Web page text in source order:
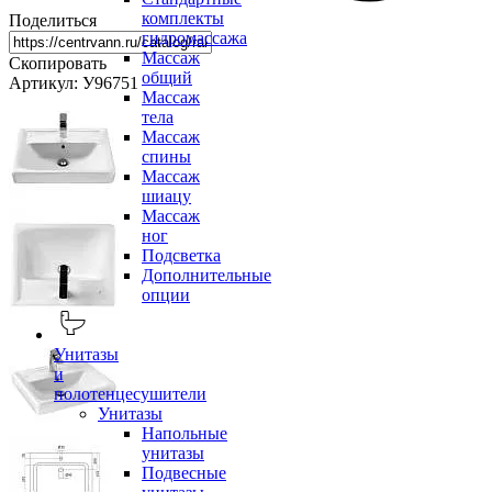
комплекты
гидромассажа
Массаж
общий
Массаж
тела
Массаж
спины
Массаж
шиацу
Массаж
ног
Подсветка
Дополнительные
опции
Унитазы
и
полотенцесушители
Унитазы
Напольные
унитазы
Подвесные
Поделиться
Скопировать
Артикул: У96751